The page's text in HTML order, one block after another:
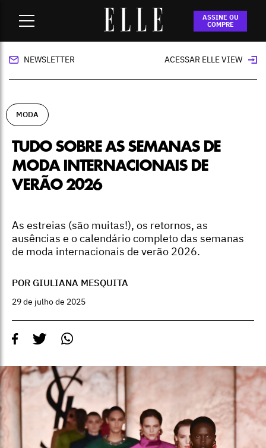
ASSINE OU
COMPRE
Tudo sobre as semanas de moda
internacionais de verão 2026
NEWSLETTER ACESSAR ELLE VIEW
MODA
TUDO SOBRE AS SEMANAS DE
MODA INTERNACIONAIS DE
VERÃO 2026
As estreias (são muitas!), os retornos, as
ausências e o calendário completo das semanas
de moda internacionais de verão 2026.
POR GIULIANA MESQUITA
29 de julho de 2025